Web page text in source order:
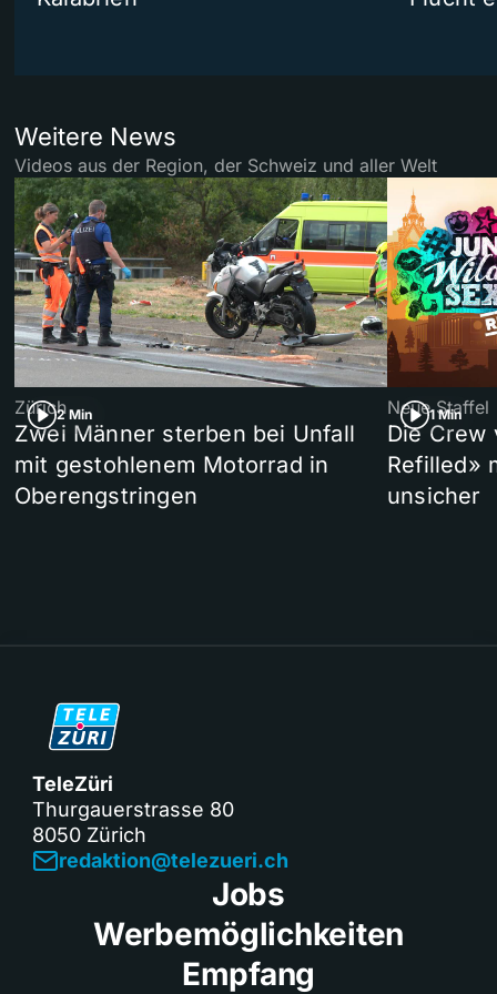
Weitere News
Videos aus der Region, der Schweiz und aller Welt
2 Min
Zürich
Zwei Männer sterben bei Unfall
mit gestohlenem Motorrad in
Oberengstringen
1 Min
Neue Staffel
Die Crew
Refilled»
unsicher
TeleZüri
Thurgauerstrasse 80
8050 Zürich
redaktion@telezueri.ch
Jobs
Werbemöglichkeiten
Empfang